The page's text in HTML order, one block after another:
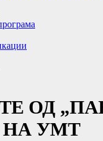
ОД
НА УМТ